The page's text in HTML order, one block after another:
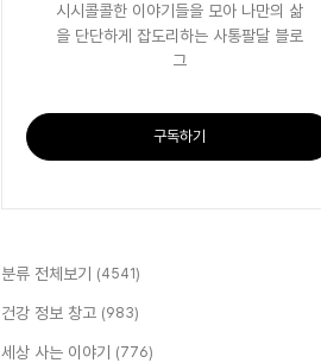
시시콜콜한 이야기들을 모아 나만의 삶
을 단단하게 잡도리하는 사통팔달 블로
그
구독하기
분류 전체보기 (4541)
건강 정보 창고 (983)
세상 사는 이야기 (776)